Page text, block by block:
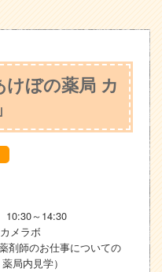
けぼの薬局 カ
～14:30
メラボ
師のお仕事についての
局内見学）